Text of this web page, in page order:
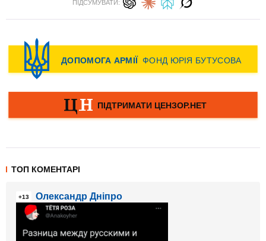
ПІДСУМУВАТИ:
ТОП КОМЕНТАРІ
+13 Олександр Дніпро